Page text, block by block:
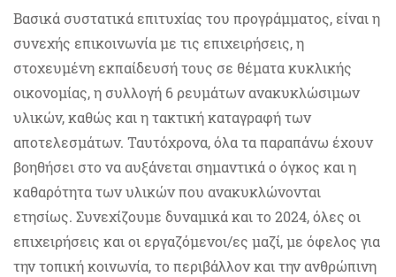
Βασικά συστατικά επιτυχίας του προγράμματος, είναι η
συνεχής επικοινωνία με τις επιχειρήσεις, η
στοχευμένη εκπαίδευσή τους σε θέματα κυκλικής
οικονομίας, η συλλογή 6 ρευμάτων ανακυκλώσιμων
υλικών, καθώς και η τακτική καταγραφή των
αποτελεσμάτων. Ταυτόχρονα, όλα τα παραπάνω έχουν
βοηθήσει στο να αυξάνεται σημαντικά ο όγκος και η
καθαρότητα των υλικών που ανακυκλώνονται
ετησίως. Συνεχίζουμε δυναμικά και το 2024, όλες οι
επιχειρήσεις και οι εργαζόμενοι/ες μαζί, με όφελος για
την τοπική κοινωνία, το περιβάλλον και την ανθρώπινη